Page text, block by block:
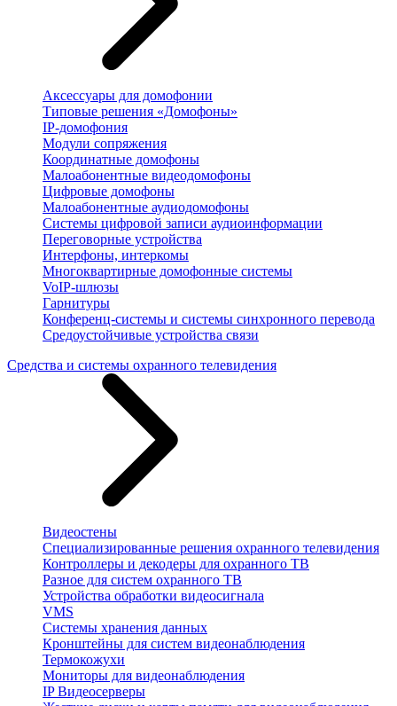
Аксессуары для домофонии
Типовые решения «Домофоны»
IP-домофония
Модули сопряжения
Координатные домофоны
Малоабонентные видеодомофоны
Цифровые домофоны
Малоабонентные аудиодомофоны
Системы цифровой записи аудиоинформации
Переговорные устройства
Интерфоны, интеркомы
Многоквартирные домофонные системы
VoIP-шлюзы
Гарнитуры
Конференц-системы и системы синхронного перевода
Средоустойчивые устройства связи
Средства и системы охранного телевидения
Видеостены
Специализированные решения охранного телевидения
Контроллеры и декодеры для охранного ТВ
Разное для систем охранного ТВ
Устройства обработки видеосигнала
VMS
Системы хранения данных
Кронштейны для систем видеонаблюдения
Термокожухи
Мониторы для видеонаблюдения
IP Видеосерверы